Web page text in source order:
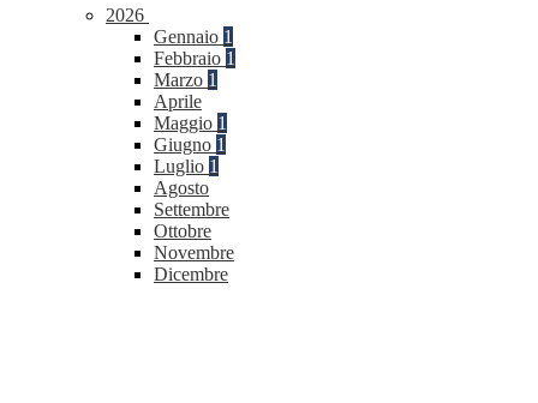
2026
Gennaio 1
Febbraio 1
Marzo 1
Aprile
Maggio 1
Giugno 1
Luglio 1
Agosto
Settembre
Ottobre
Novembre
Dicembre